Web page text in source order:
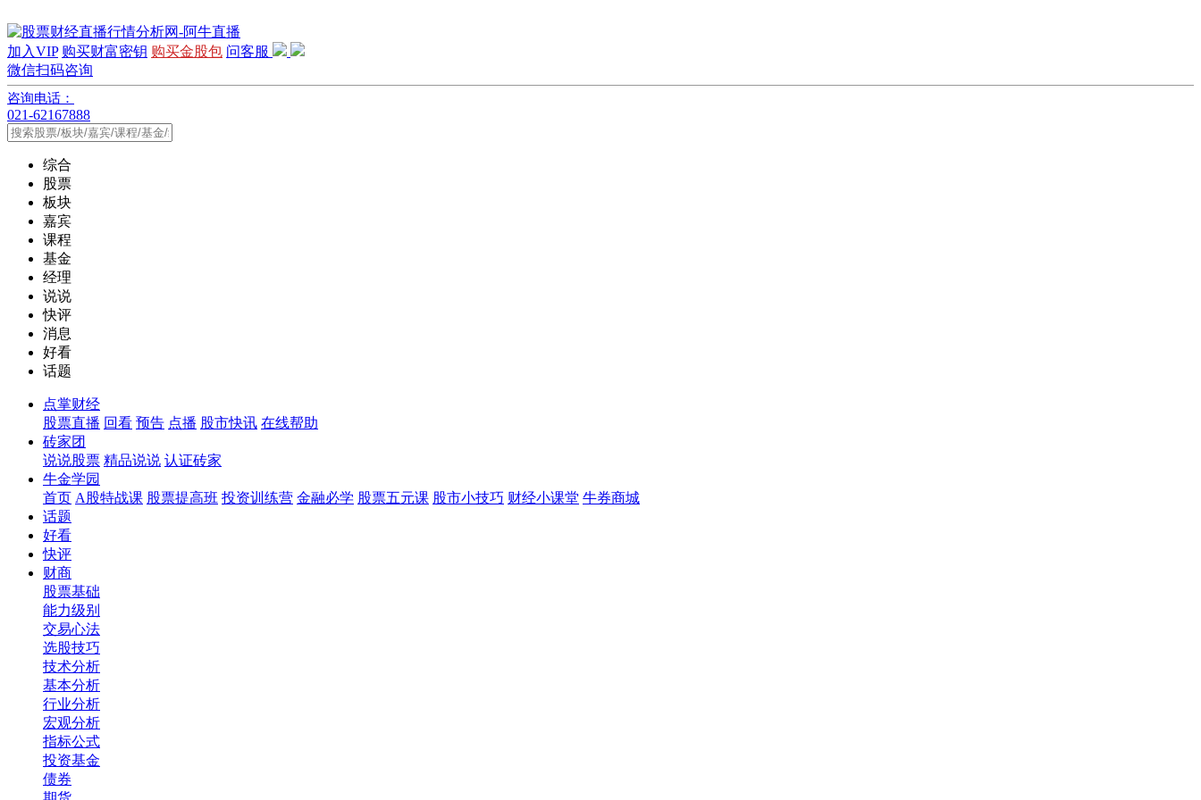
加入VIP 购买财富密钥 购买金股包 问客服
微信扫码咨询
咨询电话：
021-62167888
综合
股票
板块
嘉宾
课程
基金
经理
说说
快评
消息
好看
话题
点掌财经
股票直播 回看 预告 点播 股市快讯 在线帮助
砖家团
说说股票 精品说说 认证砖家
牛金学园
首页 A股特战课 股票提高班 投资训练营 金融必学 股票五元课 股市小技巧 财经小课堂 牛券商城
话题
好看
快评
财商
股票基础
能力级别
交易心法
选股技巧
技术分析
基本分析
行业分析
宏观分析
指标公式
投资基金
债券